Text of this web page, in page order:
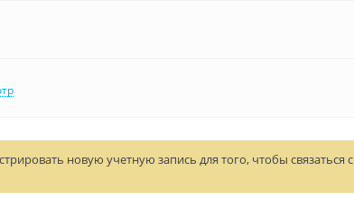
новую учетную запись для того, чтобы связаться с